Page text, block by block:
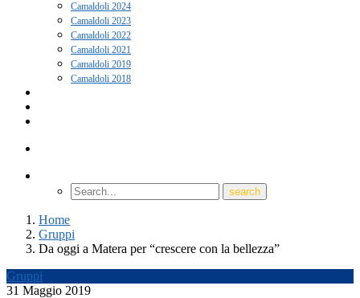
Camaldoli 2024
Camaldoli 2023
Camaldoli 2022
Camaldoli 2021
Camaldoli 2019
Camaldoli 2018
Home
Gruppi
Da oggi a Matera per “crescere con la bellezza”
Gruppi
31 Maggio 2019